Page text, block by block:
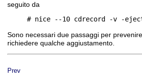
seguito da
# nice --10 cdrecord -v -
Sono necessari due passaggi per
richiedere qualche aggiustamento.
Prev